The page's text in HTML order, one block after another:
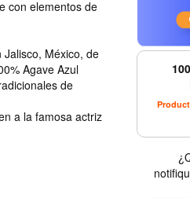
con elementos de
México, de
Agave Azul
de
a la famosa actriz